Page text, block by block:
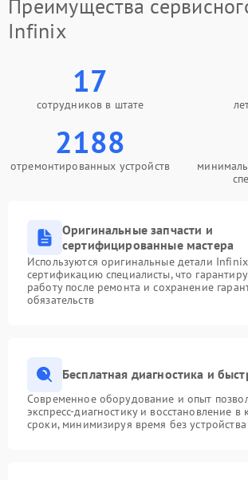
Преимущества
Infinix
17
сотрудников в штате
2188
отремонтированных устройств
Оригинальные запчасти и
сертифицированные мастера
Используются оригинальные детали
сертификацию специалисты, что
работу после ремонта и сохранение
обязательств
Бесплатная диагностика и
Современное оборудование и опыт
экспресс-диагностику и восстановление в
сроки, минимизируя время без устройства